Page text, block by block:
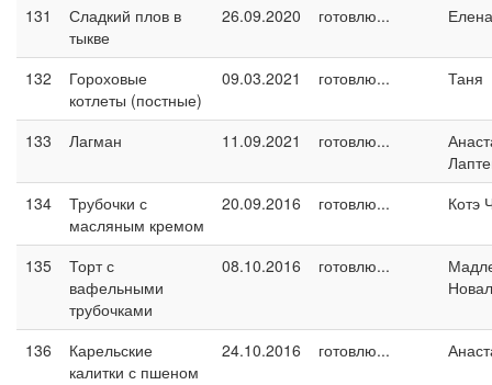
131
Сладкий плов в
тыкве
26.09.2020 готовлю...
132
Гороховые
котлеты (постные)
09.03.2021 готовлю... Таня
133 Лагман 11.09.2021 готовлю...
134
Трубочки с
масляным кремом
20.09.2016 готовлю... Котэ
135
Торт с
вафельными
трубочками
08.10.2016 готовлю...
136
Карельские
калитки с пшеном
24.10.2016 готовлю...